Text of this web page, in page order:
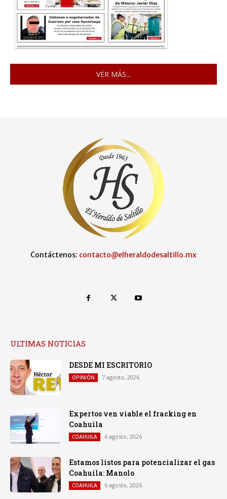
VER MÁS...
Contáctenos: contacto@elheraldodesaltillo.mx
ULTIMAS NOTICIAS
DESDE MI ESCRITORIO
OPINIÓN 7 agosto, 2026
Expertos ven viable el fracking en
Coahuila
COAHUILA 6 agosto, 2026
Estamos listos para potencializar el gas
Coahuila: Manolo
COAHUILA 6 agosto, 2026